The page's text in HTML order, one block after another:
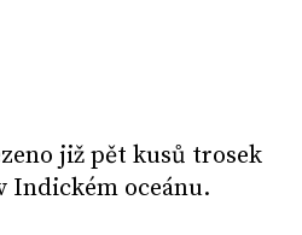
již pět kusů trosek
Indickém oceánu.